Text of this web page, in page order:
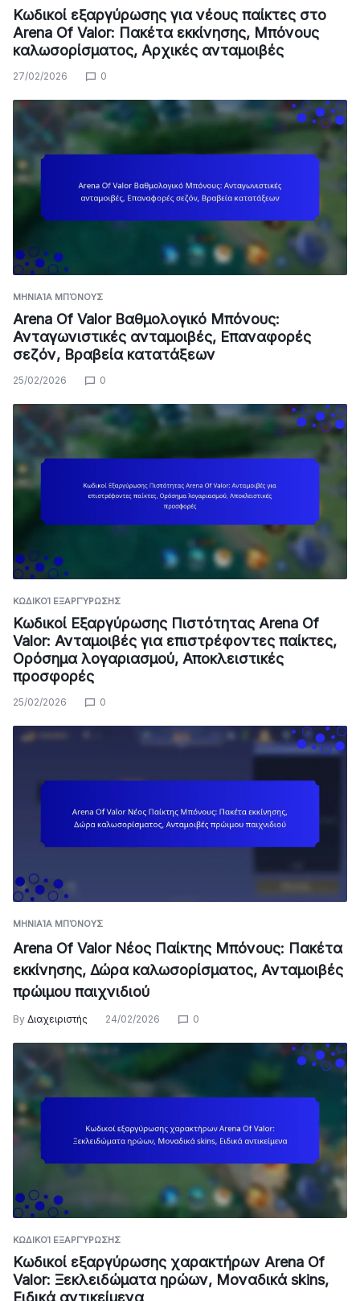
Κωδικοί εξαργύρωσης για νέους παίκτες στο
Arena Of Valor: Πακέτα εκκίνησης, Μπόνους
καλωσορίσματος, Αρχικές ανταμοιβές
27/02/2026 0
ΜΗΝΙΑΊΑ ΜΠΌΝΟΥΣ
Arena Of Valor Βαθμολογικό Μπόνους:
Ανταγωνιστικές ανταμοιβές, Επαναφορές
σεζόν, Βραβεία κατατάξεων
25/02/2026 0
ΚΩΔΙΚΟΊ ΕΞΑΡΓΎΡΩΣΗΣ
Κωδικοί Εξαργύρωσης Πιστότητας Arena Of
Valor: Ανταμοιβές για επιστρέφοντες παίκτες,
Ορόσημα λογαριασμού, Αποκλειστικές
προσφορές
25/02/2026 0
ΜΗΝΙΑΊΑ ΜΠΌΝΟΥΣ
Arena Of Valor Νέος Παίκτης Μπόνους: Πακέτα
εκκίνησης, Δώρα καλωσορίσματος, Ανταμοιβές
πρώιμου παιχνιδιού
By Διαχειριστής 24/02/2026 0
ΚΩΔΙΚΟΊ ΕΞΑΡΓΎΡΩΣΗΣ
Κωδικοί εξαργύρωσης χαρακτήρων Arena Of
Valor: Ξεκλειδώματα ηρώων, Μοναδικά skins,
Ειδικά αντικείμενα